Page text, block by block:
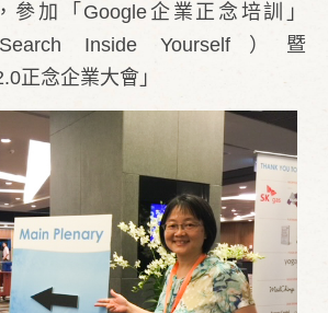
參加「Google企業正念培訓」
Inside Yourself）暨
正念企業大會」